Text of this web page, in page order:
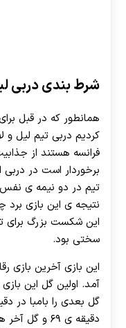
شرط بندی دربی
همانطور که در قبل
کردیم دربی تیم لیل
فرانسه هستند از
تیم در دو نیمه ی نفس
نتیجه ی این بازی برد
این شکست بزرگ
سختی بود.
این بازی آخرین